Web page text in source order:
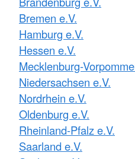
Bremen e.V.
Hamburg e.V.
Hessen e.V.
Mecklenburg-
Niedersachsen e.V.
Nordrhein e.V.
Oldenburg e.V.
Rheinland-Pfalz e.V.
Saarland e.V.